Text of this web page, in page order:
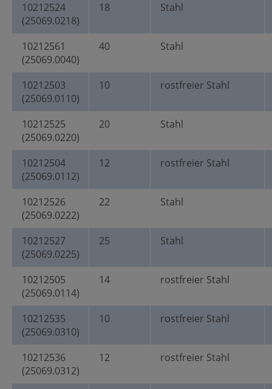
10212524
(25069.0218)
18 Stahl
10212561
(25069.0040)
40 Stahl
10212503
(25069.0110)
10 rostfreier Stahl
10212525
(25069.0220)
20 Stahl
10212504
(25069.0112)
12 rostfreier Stahl
10212526
(25069.0222)
22 Stahl
10212527
(25069.0225)
25 Stahl
10212505
(25069.0114)
14 rostfreier Stahl
10212535
(25069.0310)
10 rostfreier Stahl
10212536
(25069.0312)
12 rostfreier Stahl